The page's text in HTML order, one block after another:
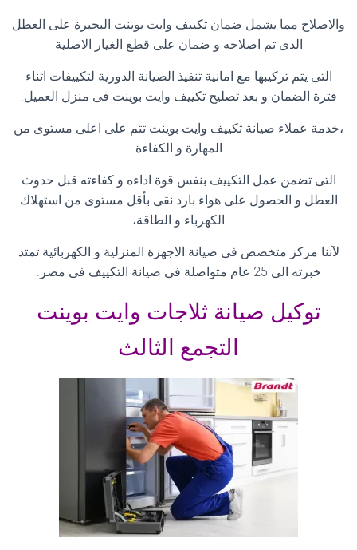
والاصلاح مما يشمل ضمان تكييف وايت بوينت البحيرة على العطل
الذى تم اصلاحه و ضمان على قطع الغيار الاصلية
التى يتم تركيبها مع امانية تنفيذ الصيانة الدورية لتكييفات اثناء
فترة الضمان و بعد تصليح تكييف وايت بوينت فى منزل العميل.
،خدمة عملاء صيانة تكييف وايت بوينت تتم على اعلى مستوى من
المهارة و الكفاءة
التى تضمن عمل التكييف بنفس قوة اداءه و كفاءته قبل حدوث
العطل و الحصول على هواء بارد نقى بأقل مستوى من استهلاك
الكهرباء و الطاقة،
لآننا مركز متخصص فى صيانة الاجهزة المنزلية و الكهربائية تمتد
خبرته الى 25 عام متواصلة فى صيانة التكييف فى مصر
.
توكيل صيانة ثلاجات وايت بوينت
التجمع الثالث